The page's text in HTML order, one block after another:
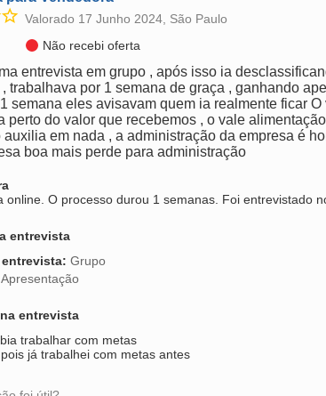
Valorado 17 Junho 2024, São Paulo
Não recebi oferta
entrevista em grupo , após isso ia
trabalhava por 1 semana de graça , ganhando
semana eles avisavam quem ia realmente ficar
perto do valor que recebemos , o vale
auxilia em nada , a administração da empresa é
boa mais perde para administração
online. O processo durou 1 semanas. Foi entrevistado
entrevista
: Grupo
Apresentação
entrevista
trabalhar com metas
já trabalhei com metas antes